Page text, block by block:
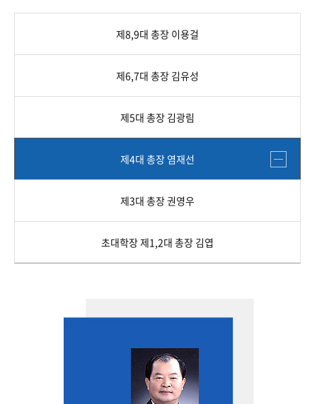
제8,9대 총장 이용걸
제6,7대 총장 김유성
제5대 총장 김광림
제4대 총장 염재선
제3대 총장 권영우
초대학장 제1,2대 총장 김엽